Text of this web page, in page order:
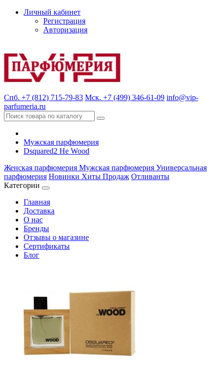
Личный кабинет
Регистрация
Авторизация
Спб. +7 (812) 715-79-83 Мск. +7 (499) 346-61-09 info@vip-
parfumeria.ru
Мужская парфюмерия
Dsquared2 He Wood
Женская парфюмерия Мужская парфюмерия Универсальная
парфюмерия Новинки Хиты Продаж Отливанты
Категории
Главная
Доставка
О нас
Бренды
Отзывы о магазине
Сертификаты
Блог